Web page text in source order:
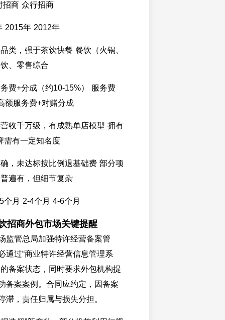
招商 众行招商
2015年 2012年
类，强于茶饮快餐 餐饮（火锅、
、零售综合
费+分成（约10-15%） 服务费
额服务费+对赌分成
收千万级，有成熟单店模型 拥有
需有一定知名度
，未达标按比例退基础费 部分项
遍有，但细节复杂
个月 2-4个月 4-6个月
招商外包市场关键提醒
监管总局加强特许经营备案管
通过“商业特许经营信息管理系
备案状态，同时要求外包机构提
备案案例。合同应约定，因备案
滞，责任归属与损失分担。